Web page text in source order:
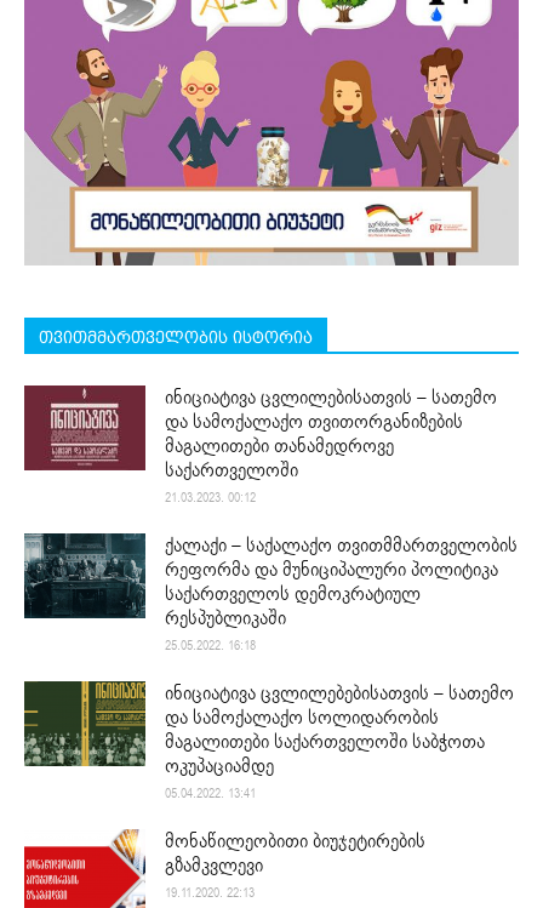
თვითმმართველობის ისტორია
ინიციატივა ცვლილებისათვის – სათემო
და სამოქალაქო თვითორგანიზების
მაგალითები თანამედროვე
საქართველოში
21.03.2023. 00:12
ქალაქი – საქალაქო თვითმმართველობის
რეფორმა და მუნიციპალური პოლიტიკა
საქართველოს დემოკრატიულ
რესპუბლიკაში
25.05.2022. 16:18
ინიციატივა ცვლილებებისათვის – სათემო
და სამოქალაქო სოლიდარობის
მაგალითები საქართველოში საბჭოთა
ოკუპაციამდე
05.04.2022. 13:41
მონაწილეობითი ბიუჯეტირების
გზამკვლევი
19.11.2020. 22:13